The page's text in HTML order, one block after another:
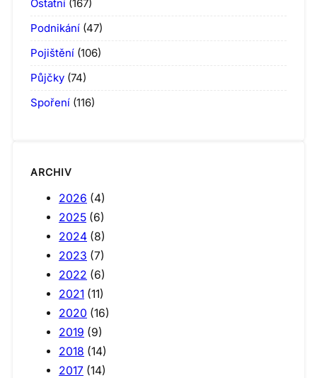
Ostatní (167)
Podnikání (47)
Pojištění (106)
Půjčky (74)
Spoření (116)
ARCHIV
2026 (4)
2025 (6)
2024 (8)
2023 (7)
2022 (6)
2021 (11)
2020 (16)
2019 (9)
2018 (14)
2017 (14)